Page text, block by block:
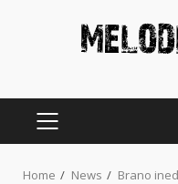
PRIMARY
Home News Brano